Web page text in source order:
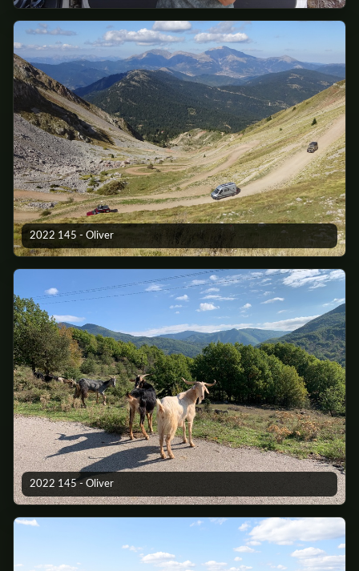
2022 145 - Oliver
2022 145 - Oliver